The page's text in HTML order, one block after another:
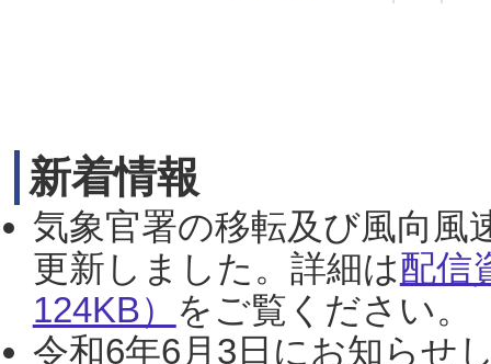
新着情報
気象官署の移転及び風向風
更新しました。詳細は配信
124KB） をご覧ください。
令和6年6月3日にお知らせ